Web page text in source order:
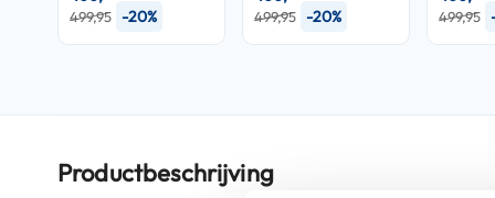
Crosshelmen
499,95 -20% 499,95 -20% 499,95
Productbeschrijving